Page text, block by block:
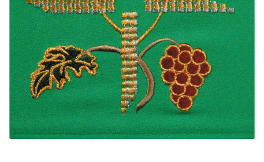
Moje konto
Koszyk